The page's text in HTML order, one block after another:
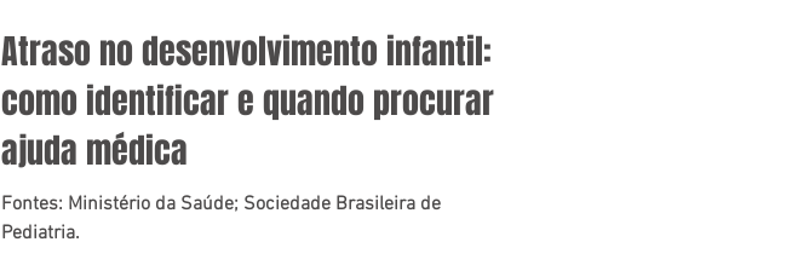
Atraso no desenvolvimento infantil:
como identificar e quando procurar
ajuda médica
Fontes: Ministério da Saúde; Sociedade Brasileira de
Pediatria.